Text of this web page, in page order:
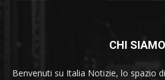
CHI SIAMO
Benvenuti su Italia Notizie, lo spazio